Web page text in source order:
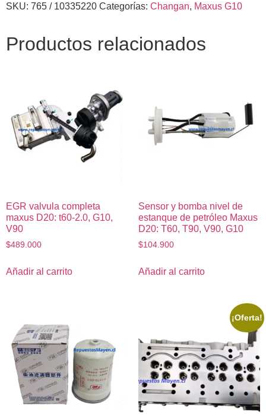
SKU: 765 / 10335220 Categorías: Changan, Maxus G10
Productos relacionados
EGR valvula completa
maxus D20: t60-2.0, G10,
V90
$489.000
Añadir al carrito
Sensor y bomba nivel de
estanque de petróleo Maxus
D20: T60, T90, V90, G10
$104.900
Añadir al carrito
¡Oferta!